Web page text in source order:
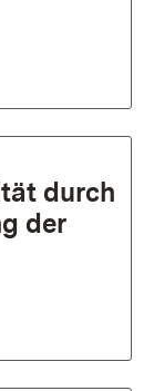
durch
der